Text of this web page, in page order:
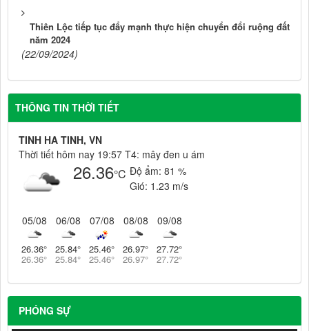
Thiên Lộc tiếp tục đẩy mạnh thực hiện chuyển đổi ruộng đất
năm 2024
(22/09/2024)
THÔNG TIN THỜI TIẾT
TINH HA TINH, VN
Thời tiết hôm nay 19:57 T4: mây đen u ám
26.36°C Độ ẩm: 81 %
Gió: 1.23 m/s
05/08
26.36°
26.36°
06/08
25.84°
25.84°
07/08
25.46°
25.46°
08/08
26.97°
26.97°
09/08
27.72°
27.72°
PHÓNG SỰ